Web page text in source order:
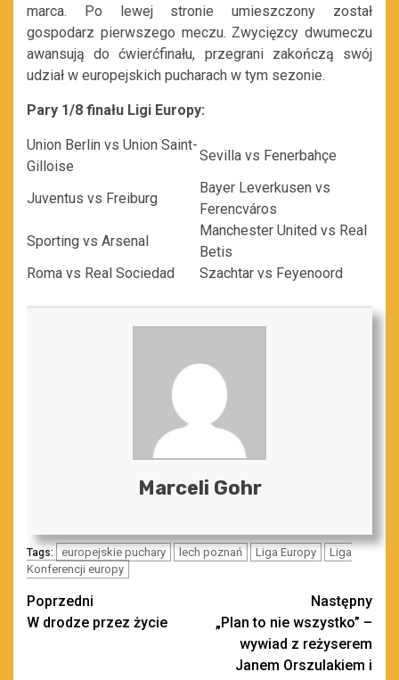
marca. Po lewej stronie umieszczony został
gospodarz pierwszego meczu. Zwycięzcy dwumeczu
awansują do ćwierćfinału, przegrani zakończą swój
udział w europejskich pucharach w tym sezonie.
Pary 1/8 finału Ligi Europy:
Union Berlin vs Union Saint-
Gilloise
Sevilla vs Fenerbahçe
Juventus vs Freiburg
Bayer Leverkusen vs
Ferencváros
Sporting vs Arsenal
Manchester United vs Real
Betis
Roma vs Real Sociedad
Szachtar vs Feyenoord
Marceli Gohr
Tags: europejskie puchary lech poznań Liga Europy
Liga
Konferencji europy
Zobacz
wpisy
Poprzedni
W drodze przez życie
Następny
„Plan to nie wszystko” –
wywiad z reżyserem
Janem Orszulakiem i